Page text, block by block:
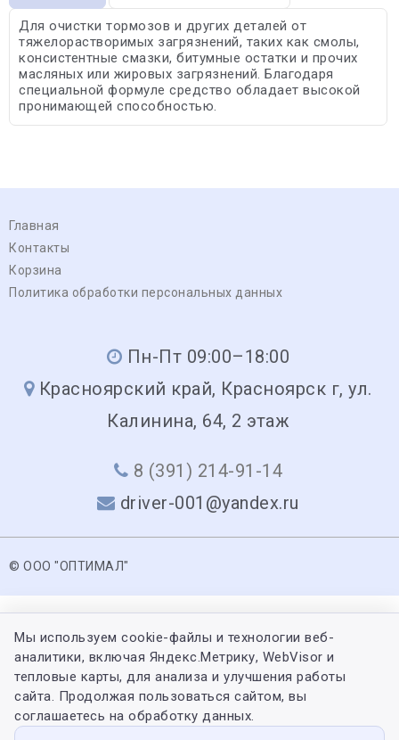
Для очистки тормозов и других деталей от
тяжелорастворимых загрязнений, таких как смолы,
консистентные смазки, битумные остатки и прочих
масляных или жировых загрязнений. Благодаря
специальной формуле средство обладает высокой
пронимающей способностью.
Главная
Контакты
Корзина
Политика обработки персональных данных
Пн-Пт 09:00–18:00
Красноярский край, Красноярск г, ул.
Калинина, 64, 2 этаж
8 (391) 214-91-14
driver-001@yandex.ru
© ООО "ОПТИМАЛ"
Мы используем cookie-файлы и технологии веб-
аналитики, включая Яндекс.Метрику, WebVisor и
тепловые карты, для анализа и улучшения работы
сайта. Продолжая пользоваться сайтом, вы
соглашаетесь на обработку данных.